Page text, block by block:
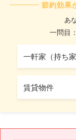
節約効果
あ
一問目
一軒家（持ち家
賃貸物件